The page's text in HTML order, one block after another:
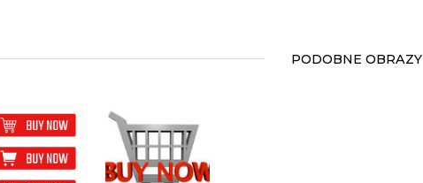
PODOBNE OBRAZY